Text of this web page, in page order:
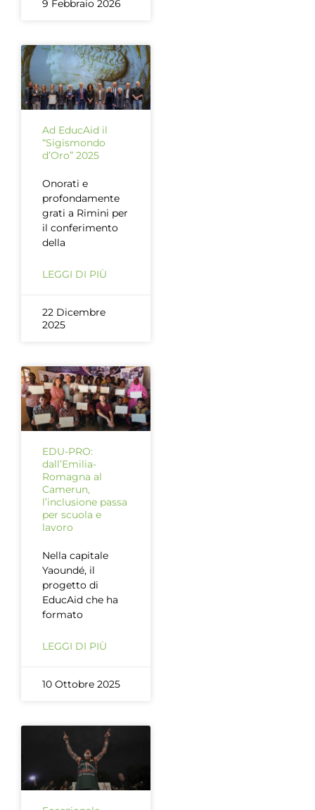
9 Febbraio 2026
Ad EducAid il
“Sigismondo
d’Oro” 2025
Onorati e
profondamente
grati a Rimini per
il conferimento
della
LEGGI DI PIÙ
22 Dicembre
2025
EDU-PRO:
dall’Emilia-
Romagna al
Camerun,
l’inclusione passa
per scuola e
lavoro
Nella capitale
Yaoundé, il
progetto di
EducAid che ha
formato
LEGGI DI PIÙ
10 Ottobre 2025